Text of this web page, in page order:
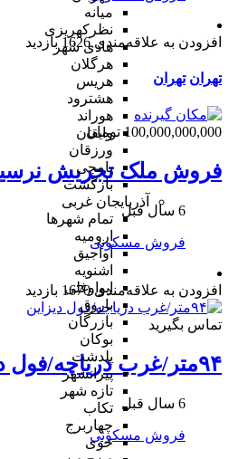
میانه
نظرکهریزی
هادی شهر
هرگلان
هریس
هشترود
هوراند
وایقان
ورزقان
یامچی
بازگشت
آذربایجان غربی
تمام شهر‌ها
ارومیه
آواجیق
اشنویه
ایواوغلی
باروق
بازرگان
بوکان
پلدشت
پیرانشهر
تازه شهر
تکاب
چهاربرج
خوی
افزودن به علاقه‌مندی 1626 بازدید
تهران تهران
100,000,000,000 تومان
فروش ملک تجریش
6 سال قبل
فروش مسکونی
افزودن به علاقه‌مندی 1670 بازدید
تماس بگیرید
۹۴متر/غرب دریاچه/فول دیزاین
6 سال قبل
فروش مسکونی